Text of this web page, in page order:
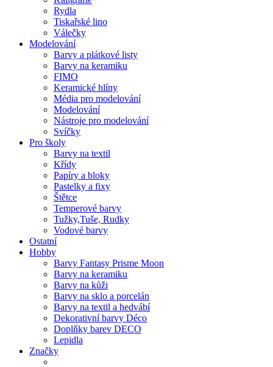
Rydla
Tiskařské lino
Válečky
Modelování
Barvy a plátkové listy
Barvy na keramiku
FIMO
Keramické hlíny
Média pro modelování
Modelování
Nástroje pro modelování
Svíčky
Pro školy
Barvy na textil
Křídy
Papíry a bloky
Pastelky a fixy
Štětce
Temperové barvy
Tužky,Tuše, Rudky
Vodové barvy
Ostatní
Hobby
Barvy Fantasy Prisme Moon
Barvy na keramiku
Barvy na kůži
Barvy na sklo a porcelán
Barvy na textil a hedvábí
Dekorativní barvy Déco
Doplňky barev DECO
Lepidla
Značky